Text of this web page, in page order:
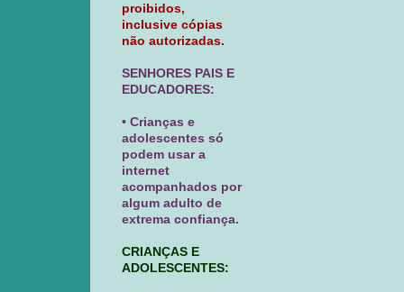
proibidos,
inclusive cópias
não autorizadas.
SENHORES PAIS E
EDUCADORES:
• Crianças e
adolescentes só
podem usar a
internet
acompanhados por
algum adulto de
extrema confiança.
CRIANÇAS E
ADOLESCENTES: